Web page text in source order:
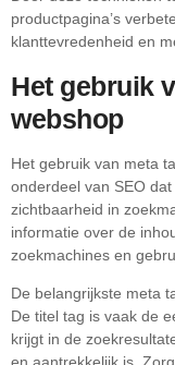
productpagina’s
klanttevredenheid en
Het gebruik
webshop
Het gebruik van meta
onderdeel van SEO
zichtbaarheid in
informatie over de
zoekmachines en
De belangrijkste meta
De titel tag is vaak de
krijgt in de